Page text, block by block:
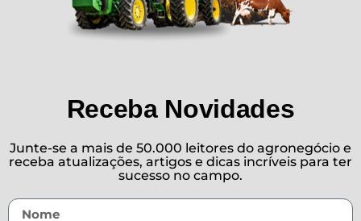
Receba Novidades
Junte-se a mais de 50.000 leitores do agronegócio e
receba atualizações, artigos e dicas incríveis para ter
sucesso no campo.